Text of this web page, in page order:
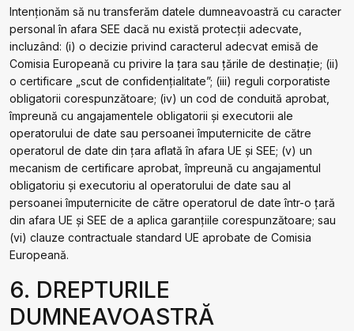
Intenționăm să nu transferăm datele dumneavoastră cu caracter
personal în afara SEE dacă nu există protecții adecvate,
incluzând: (i) o decizie privind caracterul adecvat emisă de
Comisia Europeană cu privire la țara sau țările de destinație; (ii)
o certificare „scut de confidențialitate”; (iii) reguli corporatiste
obligatorii corespunzătoare; (iv) un cod de conduită aprobat,
împreună cu angajamentele obligatorii și executorii ale
operatorului de date sau persoanei împuternicite de către
operatorul de date din țara aflată în afara UE și SEE; (v) un
mecanism de certificare aprobat, împreună cu angajamentul
obligatoriu și executoriu al operatorului de date sau al
persoanei împuternicite de către operatorul de date într-o țară
din afara UE și SEE de a aplica garanțiile corespunzătoare; sau
(vi) clauze contractuale standard UE aprobate de Comisia
Europeană.
6. DREPTURILE
DUMNEAVOASTRĂ